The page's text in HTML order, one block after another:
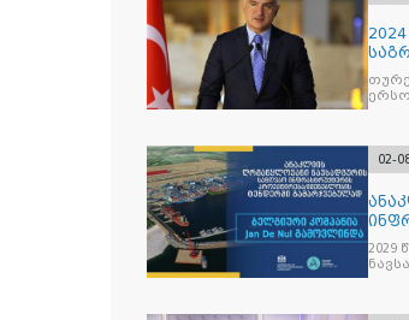
02-
Nul
2029